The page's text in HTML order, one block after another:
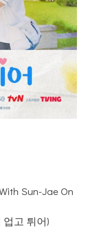
Sun-Jae On
고 튀어)